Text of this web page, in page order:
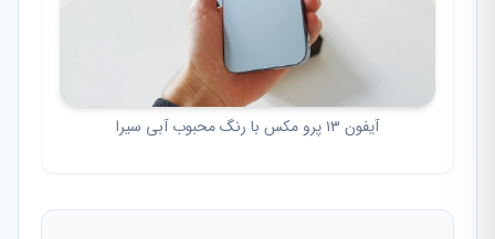
آیفون ۱۳ پرو مکس با رنگ محبوب آبی سیرا